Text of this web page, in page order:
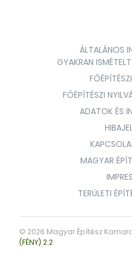
ÁLTALÁNOS
GYAKRAN
FŐÉPÍTÉSZI
ADATOK ÉS
MAGYAR
TERÜLETI
© 2026 Magyar Építész
(FÉNY) 2.2